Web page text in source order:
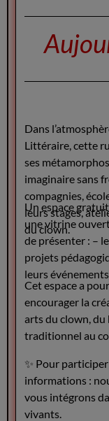
Dans
Littéraire, cette
ses
imaginaire sans
compagnies,
leurs stages,
du clown.
Un espace
une vitrine
de présenter : –
projets
leurs
Cet espace a
encourager la
arts du clown,
traditionnel au
✨ Pour
informations :
vous intégrons
vivants.